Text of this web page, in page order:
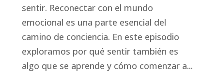
sentir. Reconectar con el mundo
emocional es una parte esencial del
camino de conciencia. En este episodio
exploramos por qué sentir también es
algo que se aprende y cómo comenzar a...